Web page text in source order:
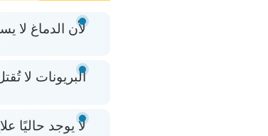
لأن الدماغ لا
البريونات لا
لا يوجد حاليًا